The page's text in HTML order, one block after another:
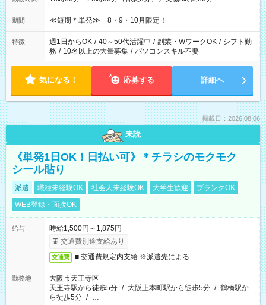
期間 ≪短期＊単発≫ 8・9・10月限定！
特徴 週1日からOK / 40～50代活躍中 / 副業・WワークOK / シフト勤
務 / 10名以上の大量募集 / パソコンスキル不要
気になる！ 応募する 詳細へ
掲載日：2026.08.06
未読
《単発1日OK！日払い可》＊チラシのモクモク
シール貼り
派遣 職種未経験OK 社会人未経験OK 大学生歓迎
ブランクOK
WEB登録・面接OK
給与
時給1,500円～1,875円
交通費別途支給あり
交通費 ■ 交通費規定内支給 ※派遣先による
勤務地
大阪市天王寺区
天王寺駅から徒歩5分 / 大阪上本町駅から徒歩5分 / 鶴橋駅か
ら徒歩5分 / …